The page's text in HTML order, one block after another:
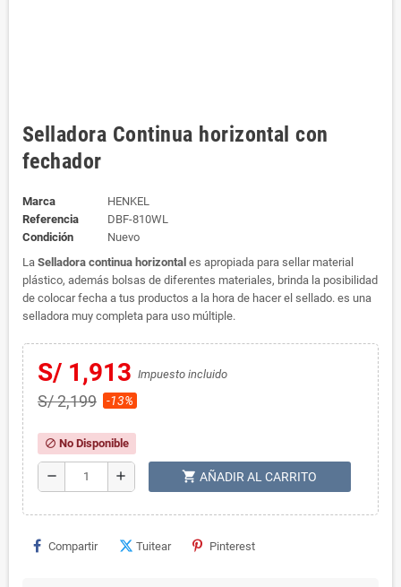
Selladora Continua horizontal con
fechador
Marca
HENKEL
Referencia
DBF-810WL
Condición
Nuevo
La Selladora continua horizontal es apropiada para sellar material
plástico, además bolsas de diferentes materiales, brinda la posibilidad
de colocar fecha a tus productos a la hora de hacer el sellado. es una
selladora muy completa para uso múltiple.
S/ 1,913 Impuesto incluido
S/ 2,199 -13%
block No Disponible
remove add shopping_cart AÑADIR AL CARRITO
Compartir Tuitear Pinterest